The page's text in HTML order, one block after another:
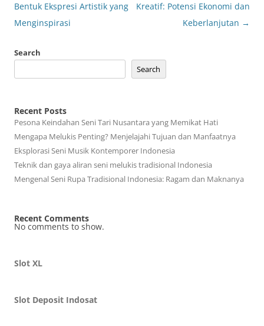
navigation
Bentuk Ekspresi Artistik yang
Menginspirasi
Kreatif: Potensi Ekonomi dan
Keberlanjutan →
Search
Search
Recent Posts
Pesona Keindahan Seni Tari Nusantara yang Memikat Hati
Mengapa Melukis Penting? Menjelajahi Tujuan dan Manfaatnya
Eksplorasi Seni Musik Kontemporer Indonesia
Teknik dan gaya aliran seni melukis tradisional Indonesia
Mengenal Seni Rupa Tradisional Indonesia: Ragam dan Maknanya
Recent Comments
No comments to show.
Slot XL
Slot Deposit Indosat